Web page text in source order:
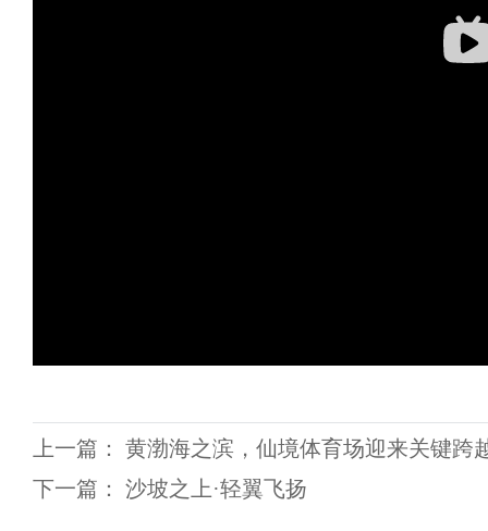
上一篇： 黄渤海之滨，仙境体育场迎来关键跨
下一篇： 沙坡之上·轻翼飞扬